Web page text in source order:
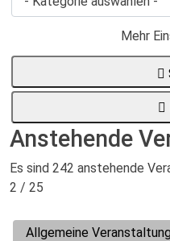
Mehr
Anstehende
Es sind 242 anstehende
2 / 25
Allgemeine